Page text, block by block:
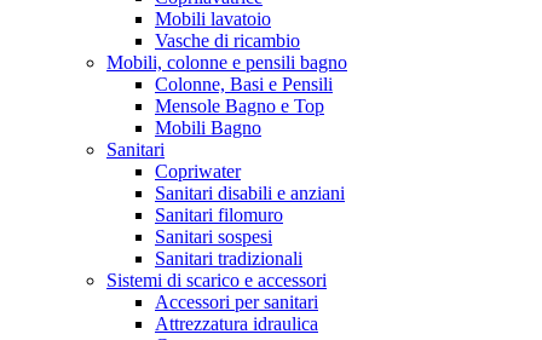
Mobili lavatoio
Vasche di ricambio
Mobili, colonne e pensili bagno
Colonne, Basi e Pensili
Mensole Bagno e Top
Mobili Bagno
Sanitari
Copriwater
Sanitari disabili e anziani
Sanitari filomuro
Sanitari sospesi
Sanitari tradizionali
Sistemi di scarico e accessori
Accessori per sanitari
Attrezzatura idraulica